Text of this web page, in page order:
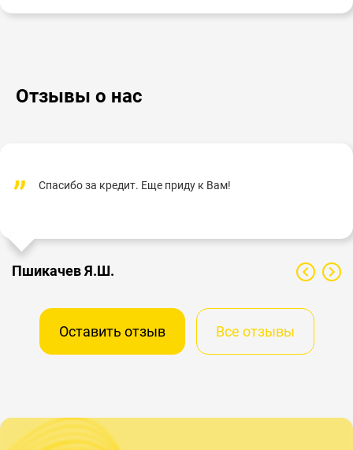
Отзывы о нас
Спасибо за кредит. Еще приду к Вам!
Пшикачев Я.Ш.
Оставить отзыв Все отзывы